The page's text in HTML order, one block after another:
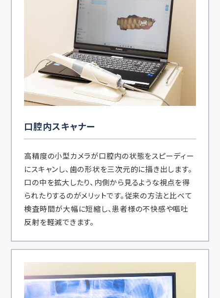
口腔内スキャナー
高精度の小型カメラが口腔内の状態をスピーディー
にスキャンし、歯の形状を三次元的に描き出します。
口の中を拡大したり、内側から見るような視点を得
られたりするのがメリットです。従来の方法と比べて
検査時間が大幅に短縮し、患者様の不快感や嘔吐
反射を軽減できます。